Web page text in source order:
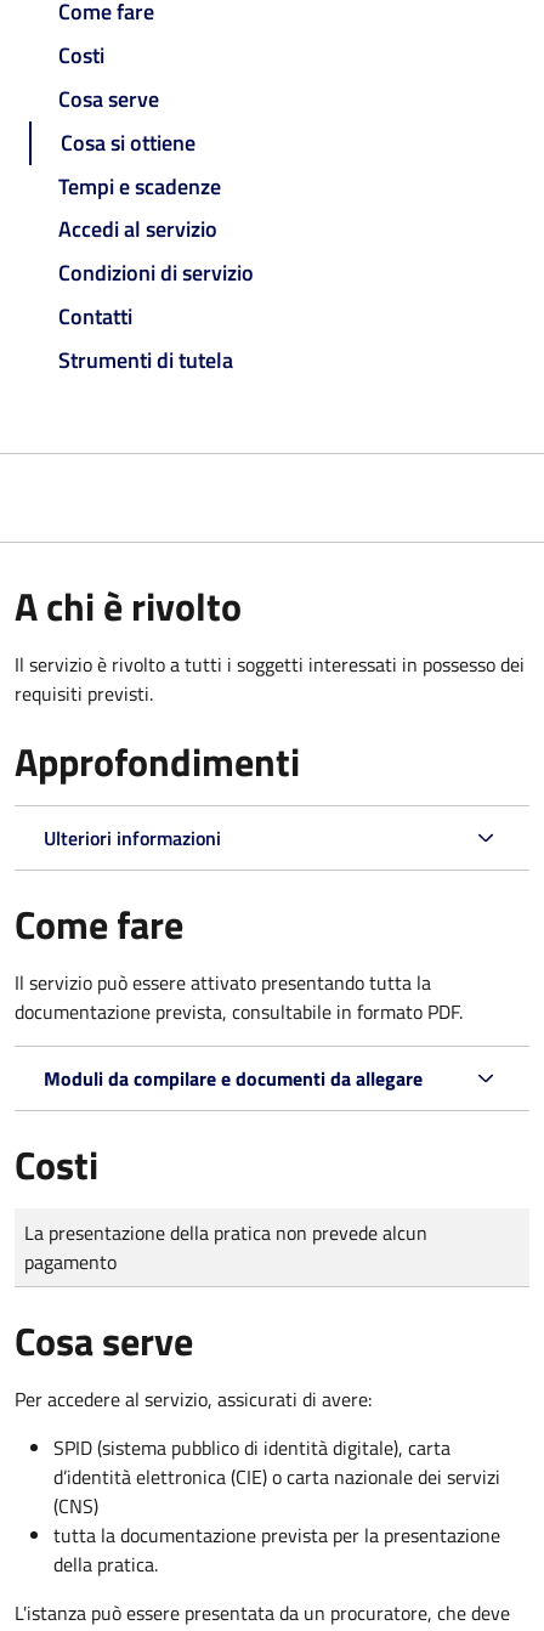
Come fare
Costi
Cosa serve
Cosa si ottiene
Tempi e scadenze
Accedi al servizio
Condizioni di servizio
Contatti
Strumenti di tutela
A chi è rivolto
Il servizio è rivolto a tutti i soggetti interessati in possesso dei
requisiti previsti.
Approfondimenti
Ulteriori informazioni
Come fare
Il servizio può essere attivato presentando tutta la
documentazione prevista, consultabile in formato PDF.
Moduli da compilare e documenti da allegare
Costi
Tipo di pagamento
Importo
La presentazione della pratica non prevede alcun
pagamento
Cosa serve
Per accedere al servizio, assicurati di avere:
SPID (sistema pubblico di identità digitale), carta
d’identità elettronica (CIE) o carta nazionale dei servizi
(CNS)
tutta la documentazione prevista per la presentazione
della pratica.
L'istanza può essere presentata da un procuratore, che deve